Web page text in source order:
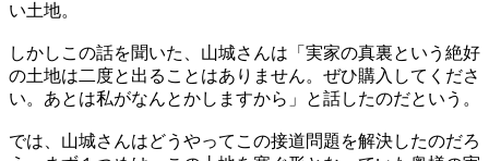
い土地。
しかしこの話を聞いた、山城さんは「実家の真裏という絶好
の土地は二度と出ることはありません。ぜひ購入してくださ
い。あとは私がなんとかしますから」と話したのだという。
では、山城さんはどうやってこの接道問題を解決したのだろ